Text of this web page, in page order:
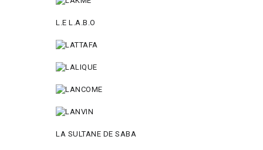
L.E L.A.B.O
LA SULTANE DE SABA